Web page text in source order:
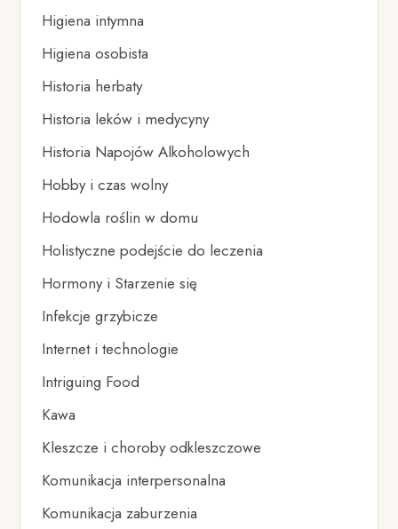
Higiena intymna
Higiena osobista
Historia herbaty
Historia leków i medycyny
Historia Napojów Alkoholowych
Hobby i czas wolny
Hodowla roślin w domu
Holistyczne podejście do leczenia
Hormony i Starzenie się
Infekcje grzybicze
Internet i technologie
Intriguing Food
Kawa
Kleszcze i choroby odkleszczowe
Komunikacja interpersonalna
Komunikacja zaburzenia